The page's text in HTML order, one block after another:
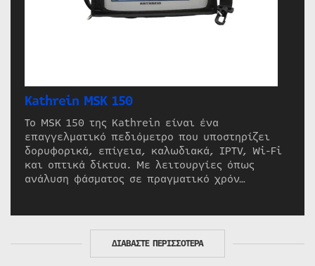
Kathrein MSK 150
Το MSK 150 της Kathrein είναι ένα
επαγγελματικό πεδιόμετρο που υποστηρίζει
δορυφορικά, επίγεια, καλωδιακά, IPTV, Wi-Fi
και οπτικά δίκτυα. Με λειτουργίες όπως
ανάλυση φάσματος σε πραγματικό χρόν…
ΔΙΑΒΑΣΤΕ ΠΕΡΙΣΣΟΤΕΡΑ